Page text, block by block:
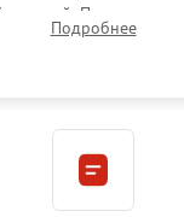
смазкой.
и очистки системы от
Подробнее